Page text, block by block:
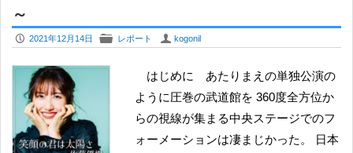
～
P 2021年12月14日 F レポート U kogonil
はじめに あたりまえの単独公演の
ように圧巻の武道館を 360度全方位か
らの視線が集まる中央ステージでのフ
ォーメーションは凄まじかった。 日本